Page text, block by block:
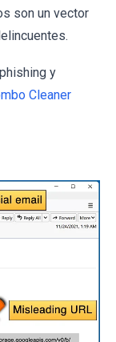
son un vector
y
Cleaner